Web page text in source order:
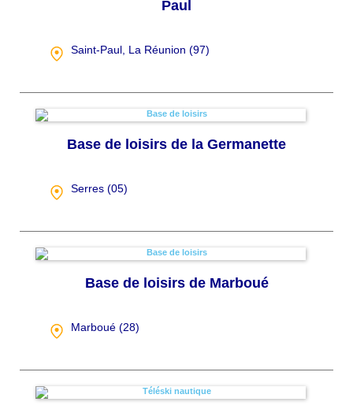
Paul
Saint-Paul, La Réunion (97)
Base de loisirs de la Germanette
Serres (05)
Base de loisirs de Marboué
Marboué (28)